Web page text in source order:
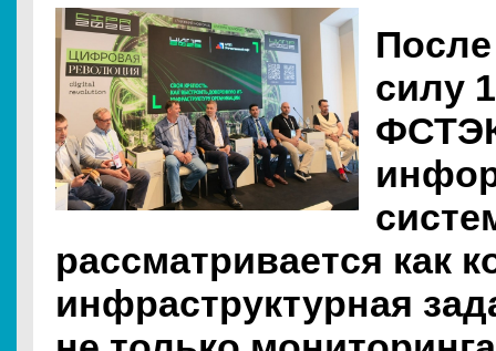
силу
рассматривается как
инфраструктурная